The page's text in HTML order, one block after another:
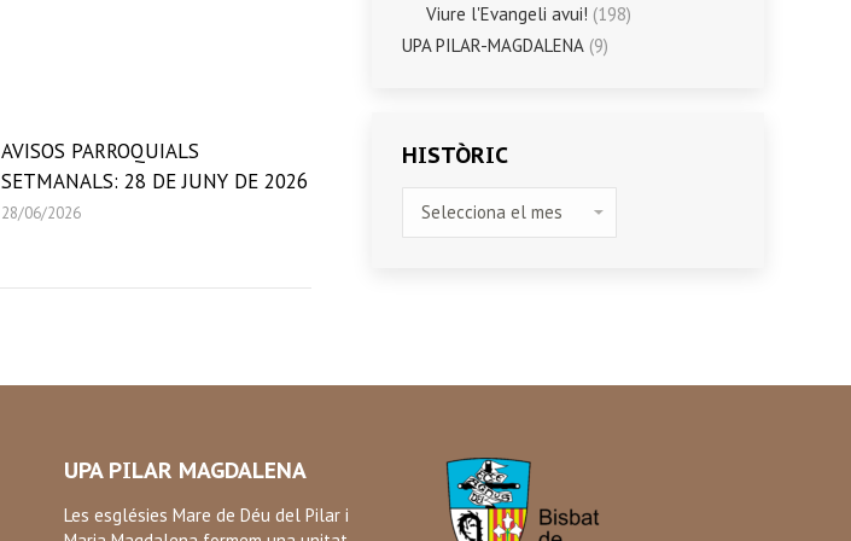
AVISOS PARROQUIALS
SETMANALS: 28 DE JUNY DE 2026
28/06/2026
Viure l'Evangeli avui! (198)
UPA PILAR-MAGDALENA (9)
HISTÒRIC
UPA PILAR MAGDALENA
Les esglésies Mare de Déu del Pilar i